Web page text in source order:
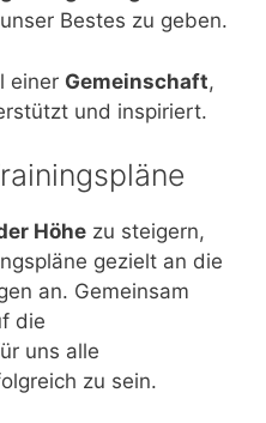
Bestes zu geben.
einer Gemeinschaft,
und inspiriert.
Höhe zu steigern,
gezielt an die
an. Gemeinsam
die
uns alle
zu sein.